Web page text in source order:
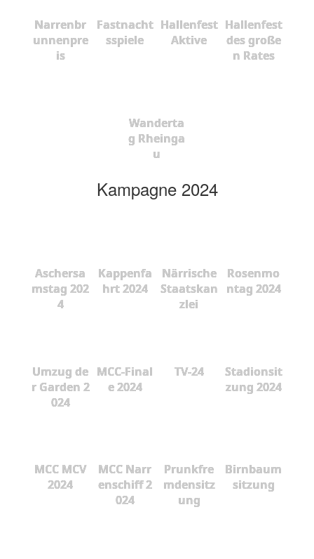
Narrenbr
unnenpre
is
Fastnacht
sspiele
Hallenfest
Aktive
Hallenfest
des große
n Rates
Wanderta
g Rheinga
u
Kampagne 2024
Aschersa
mstag 202
4
Kappenfa
hrt 2024
Närrische
Staatskan
zlei
Rosenmo
ntag 2024
Umzug de
r Garden 2
024
MCC-Final
e 2024
TV-24
Stadionsit
zung 2024
MCC MCV
2024
MCC Narr
enschiff 2
024
Prunkfre
mdensitz
ung
Birnbaum
sitzung